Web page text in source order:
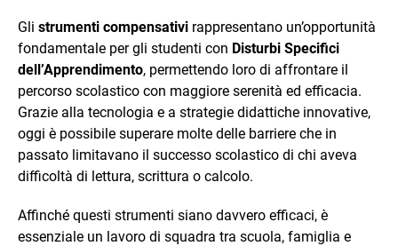
Gli strumenti compensativi rappresentano un’opportunità
fondamentale per gli studenti con Disturbi Specifici
dell’Apprendimento, permettendo loro di affrontare il
percorso scolastico con maggiore serenità ed efficacia.
Grazie alla tecnologia e a strategie didattiche innovative,
oggi è possibile superare molte delle barriere che in
passato limitavano il successo scolastico di chi aveva
difficoltà di lettura, scrittura o calcolo.
Affinché questi strumenti siano davvero efficaci, è
essenziale un lavoro di squadra tra scuola, famiglia e